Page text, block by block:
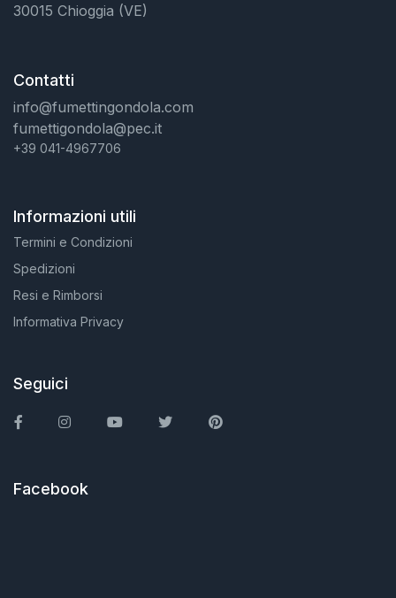
30015 Chioggia (VE)
Contatti
info@fumettingondola.com
fumettigondola@pec.it
+39 041-4967706
Informazioni utili
Termini e Condizioni
Spedizioni
Resi e Rimborsi
Informativa Privacy
Seguici
FacebookInstagramYou TubeTwitter Pinterest
Facebook